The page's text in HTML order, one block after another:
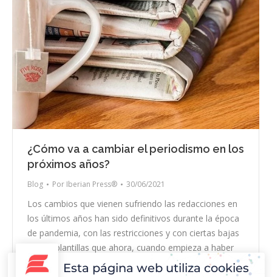
¿Cómo va a cambiar el periodismo en los
próximos años?
Blog Por Iberian Press® 30/06/2021
Los cambios que vienen sufriendo las redacciones en
los últimos años han sido definitivos durante la época
de pandemia, con las restricciones y con ciertas bajas
en sus plantillas que ahora, cuando empieza a haber
más flujo informativo, se quedan cortas para poder
Esta página web utiliza cookies